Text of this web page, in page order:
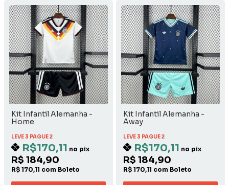
Kit Infantil Alemanha -
Home
LEVE 3 PAGUE 2
R$170,11 no pix
R$ 184,90
R$ 170,11 com Boleto
Kit Infantil Alemanha -
Away
LEVE 3 PAGUE 2
R$170,11 no pix
R$ 184,90
R$ 170,11 com Boleto